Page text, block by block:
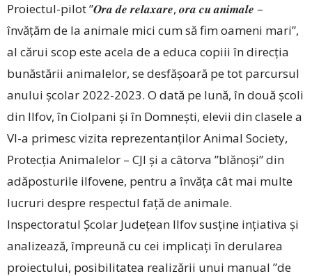
Proiectul-pilot ”𝑶𝒓𝒂 𝒅𝒆 𝒓𝒆𝒍𝒂𝒙𝒂𝒓𝒆, 𝒐𝒓𝒂 𝒄𝒖 𝒂𝒏𝒊𝒎𝒂𝒍𝒆 –
învățăm de la animale mici cum să fim oameni mari”,
al cărui scop este acela de a educa co­piii în direcția
bunăstării animalelor, se desfășoară pe tot parcursul
anului școlar 2022-2023. O dată pe lună, în două școli
din Ilfov, în Ciolpani și în Domnești, elevii din clasele a
VI-a primesc vizita reprezentanților Animal Society,
Protecția Animalelor – CJI și a câtorva ”blănoși” din
adăposturile ilfovene, pentru a învăța cât mai multe
lucruri despre respectul față de animale.
Inspectoratul Școlar Județean Ilfov susține ințiativa și
analizează, împreună cu cei implicați în derularea
proiectului, posibilitatea realizării unui manual ”de